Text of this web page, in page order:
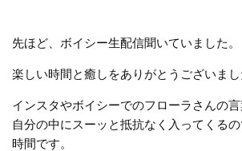
先ほど、ボイシー生配信聞いていました。
楽しい時間と癒しをありがとうございまし
インスタやボイシーでのフローラさんの
自分の中にスーッと抵抗なく入ってくる
時間です。